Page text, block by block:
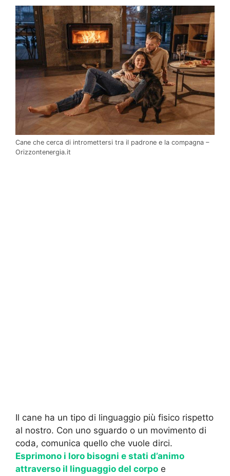
Cane che cerca di intromettersi tra il padrone e la compagna –
Orizzontenergia.it
Il cane ha un tipo di linguaggio più fisico rispetto
al nostro. Con uno sguardo o un movimento di
coda, comunica quello che vuole dirci.
Esprimono i loro bisogni e stati d’animo
attraverso il linguaggio del corpo e